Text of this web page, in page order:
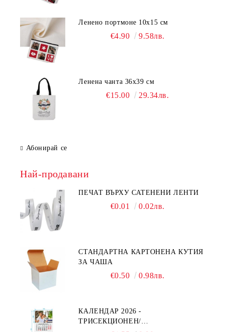
Ленено портмоне 10х15 см
€4.90 9.58лв.
Ленена чанта 36х39 см
€15.00 29.34лв.
Абонирай се
Най-продавани
ПЕЧАТ ВЪРХУ САТЕНЕНИ ЛЕНТИ
€0.01 0.02лв.
СТАНДАРТНА КАРТОНЕНА КУТИЯ
ЗА ЧАША
€0.50 0.98лв.
КАЛЕНДАР 2026 -
ТРИСЕКЦИОНЕН/